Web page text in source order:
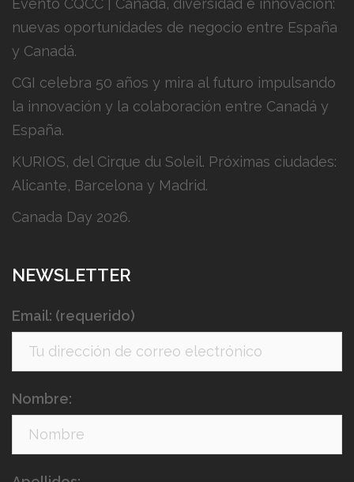
nuevas oportunidades de negocio entre España
y Canadá.
CGI celebra 50 años y mira al futuro impulsando
la innovación y la colaboración entre Canadá y
España.
KURIOS, del Cirque du Soleil. Próximas ciudades:
Alicante, Barcelona y Madrid.
Canada Day 2026.
NEWSLETTER
Email: (requerido)
Nombre: